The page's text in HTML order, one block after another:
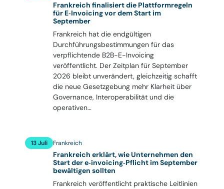
Frankreich finalisiert die Plattformregeln
für E‑Invoicing vor dem Start im
September
Frankreich hat die endgültigen
Durchführungsbestimmungen für das
verpflichtende B2B-E-Invoicing
veröffentlicht. Der Zeitplan für September
2026 bleibt unverändert, gleichzeitig schafft
die neue Gesetzgebung mehr Klarheit über
Governance, Interoperabilität und die
operativen…
13 Juli Frankreich
Frankreich erklärt, wie Unternehmen den
Start der e‑invoicing‑Pflicht im September
bewältigen sollten
Frankreich veröffentlicht praktische Leitlinien